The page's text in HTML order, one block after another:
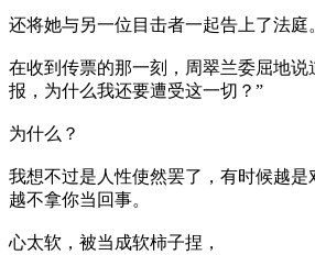
还将她与另一位目击者一起告上了法庭
在收到传票的那一刻，周翠兰委屈地说
报，为什么我还要遭受这一切？”
为什么？
我想不过是人性使然罢了，有时候越
越不拿你当回事。
心太软，被当成软柿子捏，